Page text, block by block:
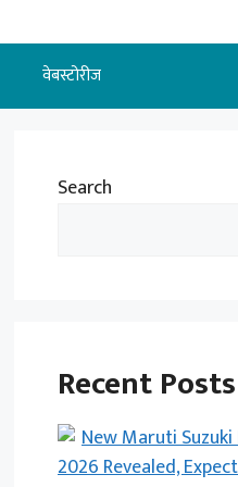
वेबस्टोरीज
Search
Recent Posts